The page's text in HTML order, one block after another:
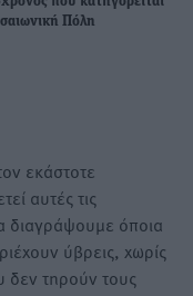
Πόλη
εκάστοτε
αυτές τις
διαγράψουμε όποια
ύβρεις, χωρίς
δεν τηρούν τους